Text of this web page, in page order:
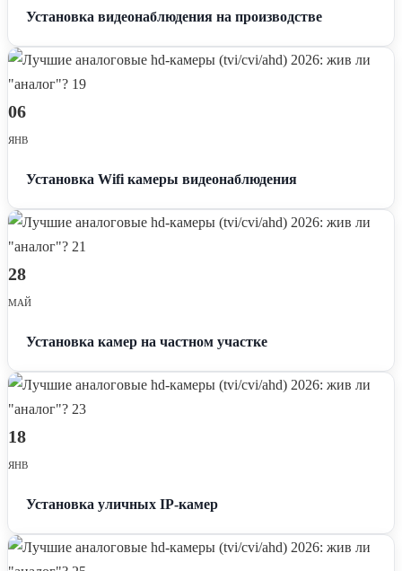
Установка видеонаблюдения на производстве
06
ЯНВ
Установка Wifi камеры видеонаблюдения
28
МАЙ
Установка камер на частном участке
18
ЯНВ
Установка уличных IP-камер